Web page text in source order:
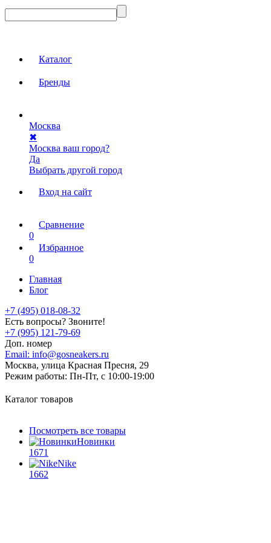
Каталог
Бренды
Москва
✖
Москва ваш город?
Да
Выбрать другой город
Вход на сайт
Сравнение
0
Избранное
0
Главная
Блог
+7 (495) 018-08-32
Есть вопросы? Звоните!
+7 (995) 121-79-69
Доп. номер
Email: info@gosneakers.ru
Москва, улица Красная Пресня, 29
Режим работы: Пн-Пт, с 10:00-19:00
Каталог товаров
Посмотреть все товары
Новинки
1671
Nike
1662